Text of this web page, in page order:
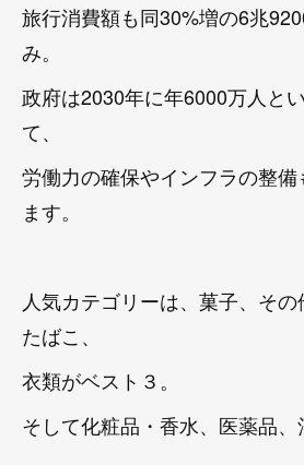
旅行消費額も同30%増の6兆
み。
政府は2030年に年6000万人と
て、
労働力の確保やインフラの整備
ます。
人気カテゴリーは、菓子、その
たばこ、
衣類がベスト３。
そして化粧品・香水、医薬品、